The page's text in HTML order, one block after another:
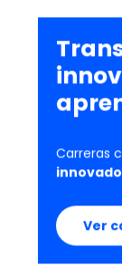
Carreras
Ver